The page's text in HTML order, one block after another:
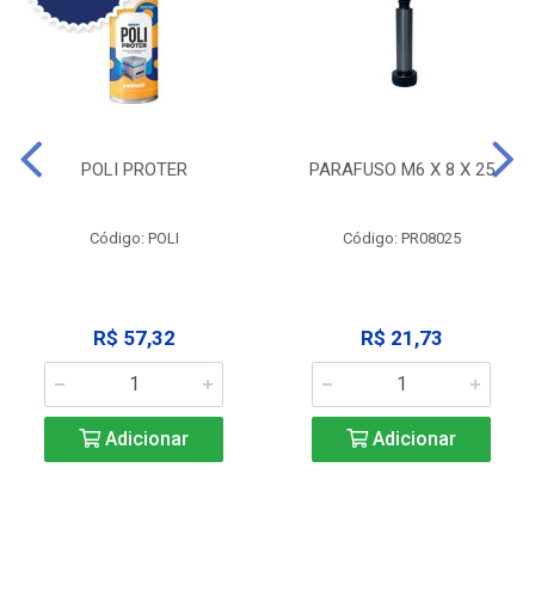
POLI PROTER
Código: POLI
R$ 57,32
Adicionar
PARAFUSO M6 X 8 X 25
Código: PR08025
R$ 21,73
Adicionar